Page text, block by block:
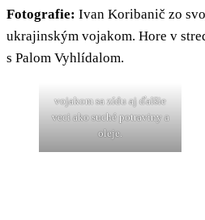
Fotografie: Ivan Koribanič zo
ukrajinským vojakom. Hore v
s Palom Vyhlídalom.
vojakom sa zídu aj ďalšie
veci ako suché potraviny a
oleje.